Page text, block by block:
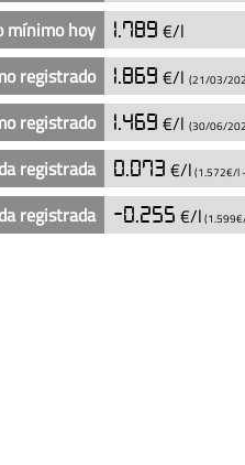
mínimo hoy
1.789 €/l
registrado
1.869 €/l (21/03/
registrado 1.469 €/l (30/06/
registrada 0.073 €/l (1.572€/l -
registrada -0.255 €/l